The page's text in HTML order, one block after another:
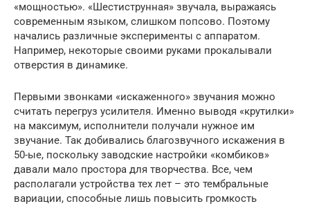
«мощностью». «Шестиструнная» звучала, выражаясь
современным языком, слишком попсово. Поэтому
начались различные эксперименты с аппаратом.
Например, некоторые своими руками прокалывали
отверстия в динамике.
Первыми звонками «искаженного» звучания можно
считать перегруз усилителя. Именно выводя «крутилки»
на максимум, исполнители получали нужное им
звучание. Так добивались благозвучного искажения в
50-ые, поскольку заводские настройки «комбиков»
давали мало простора для творчества. Все, чем
располагали устройства тех лет – это тембральные
вариации, способные лишь повысить громкость